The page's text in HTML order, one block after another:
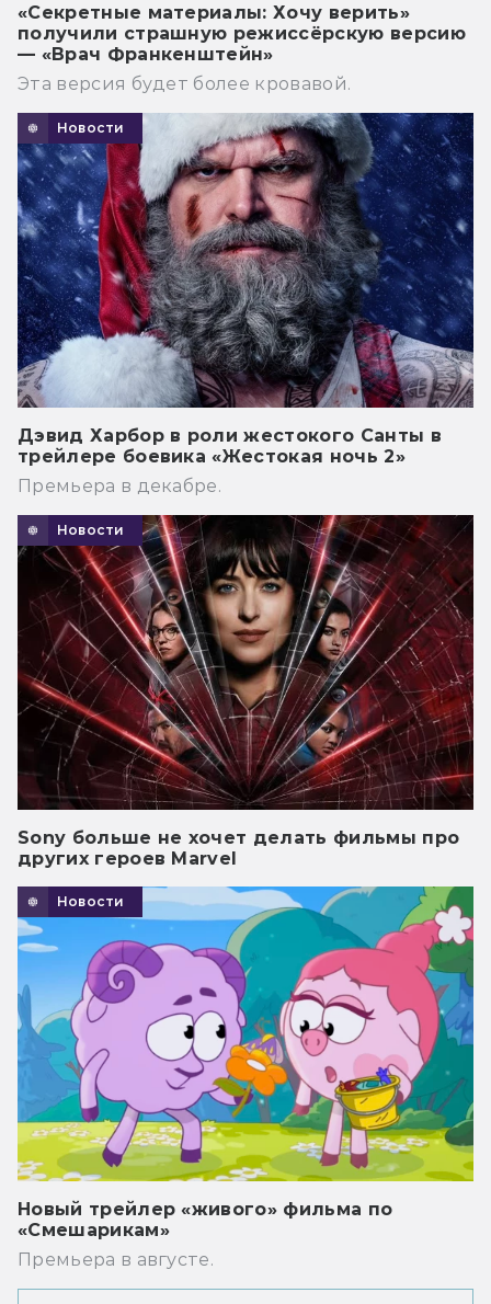
«Секретные материалы: Хочу верить»
получили страшную режиссёрскую версию
— «Врач Франкенштейн»
Эта версия будет более кровавой.
Новости
Дэвид Харбор в роли жестокого Санты в
трейлере боевика «Жестокая ночь 2»
Премьера в декабре.
Новости
Sony больше не хочет делать фильмы про
других героев Marvel
Новости
Новый трейлер «живого» фильма по
«Смешарикам»
Премьера в августе.